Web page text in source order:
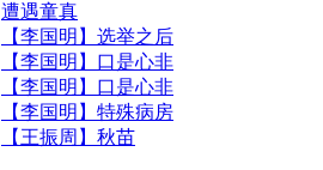
遭遇童真
【李国明】选举之后
【李国明】口是心非
【李国明】口是心非
【李国明】特殊病房
【王振周】秋苗